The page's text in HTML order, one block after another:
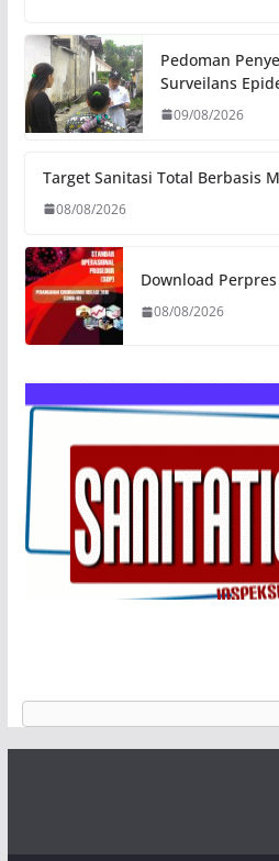
Pedoman
Surveilans
09/08/2026
Target Sanitasi Total Berbasis
08/08/2026
Download
08/08/2026